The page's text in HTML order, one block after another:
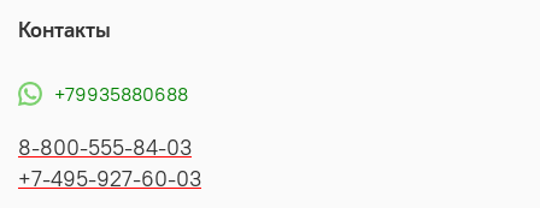
Контакты
+79935880688
8-800-555-84-03
+7-495-927-60-03